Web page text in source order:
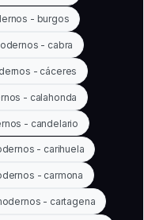
- burgos
- cabra
- cáceres
- calahonda
- candelario
- carihuela
- carmona
- cartagena